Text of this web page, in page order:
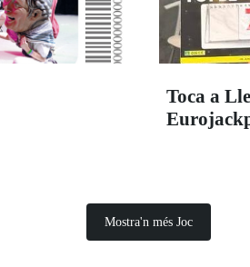
Toca a
Mostra'n més Joc